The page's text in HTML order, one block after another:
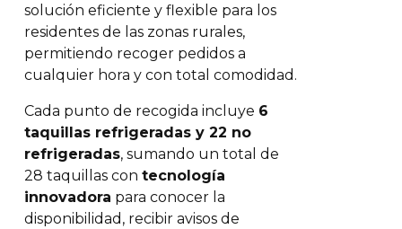
solución eficiente y flexible para los
residentes de las zonas rurales,
permitiendo recoger pedidos a
cualquier hora y con total comodidad.
Cada punto de recogida incluye 6
taquillas refrigeradas y 22 no
refrigeradas, sumando un total de
28 taquillas contecnología
innovadora para conocer la
disponibilidad, recibir avisos de